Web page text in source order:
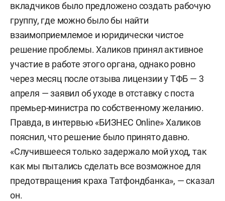
вкладчиков было предложено создать рабочую
группу, где можно было бы найти
взаимоприемлемое и юридически чистое
решение проблемы. Халиков принял активное
участие в работе этого органа, однако ровно
через месяц после отзыва лицензии у ТФБ — 3
апреля — заявил об уходе в отставку с поста
премьер-министра по собственному желанию.
Правда, в интервью «БИЗНЕС Online» Халиков
пояснил, что решение было принято давно.
«Случившееся только задержало мой уход, так
как мы пытались сделать все возможное для
предотвращения краха Татфондбанка», — сказал
он.